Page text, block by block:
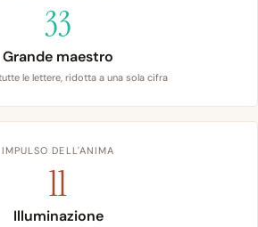
33
Grande maestro
le lettere, ridotta a una sola cifra
IMPULSO DELL'ANIMA
11
Illuminazione